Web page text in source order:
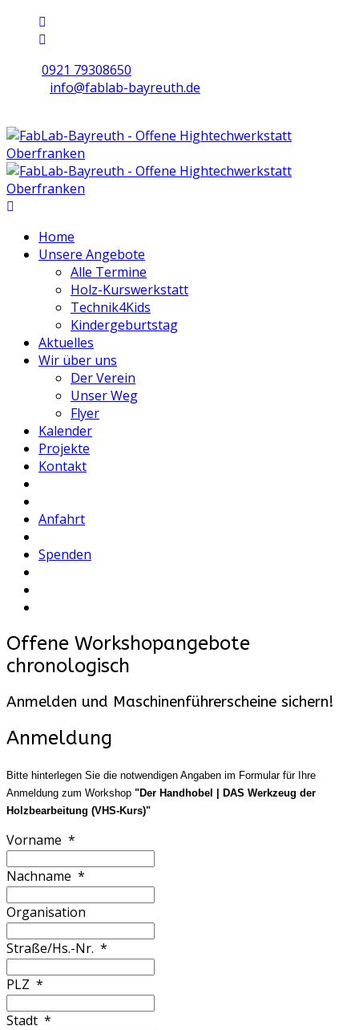
0921 79308650
info@fablab-bayreuth.de
Home
Unsere Angebote
Alle Termine
Holz-Kurswerkstatt
Technik4Kids
Kindergeburtstag
Aktuelles
Wir über uns
Der Verein
Unser Weg
Flyer
Kalender
Projekte
Kontakt
Anfahrt
Spenden
Offene Workshopangebote
chronologisch
Anmelden und Maschinenführerscheine sichern!
Anmeldung
Bitte hinterlegen Sie die notwendigen Angaben im Formular für Ihre
Anmeldung zum Workshop "Der Handhobel | DAS Werkzeug der
Holzbearbeitung (VHS-Kurs)"
Vorname *
Nachname *
Organisation
Straße/Hs.-Nr. *
PLZ *
Stadt *